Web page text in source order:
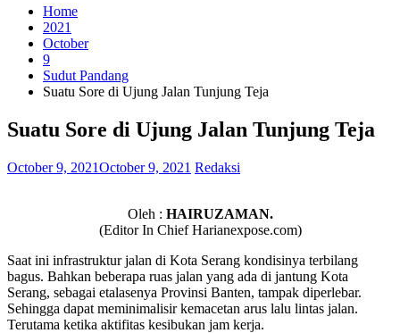
Home
2021
October
9
Sudut Pandang
Suatu Sore di Ujung Jalan Tunjung Teja
Suatu Sore di Ujung Jalan Tunjung Teja
October 9, 2021October 9, 2021 Redaksi
Oleh : HAIRUZAMAN.
(Editor In Chief Harianexpose.com)
Saat ini infrastruktur jalan di Kota Serang kondisinya terbilang
bagus. Bahkan beberapa ruas jalan yang ada di jantung Kota
Serang, sebagai etalasenya Provinsi Banten, tampak diperlebar.
Sehingga dapat meminimalisir kemacetan arus lalu lintas jalan.
Terutama ketika aktifitas kesibukan jam kerja.